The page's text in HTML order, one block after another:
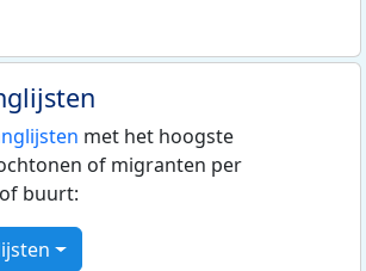
met het hoogste
of migranten per
buurt: